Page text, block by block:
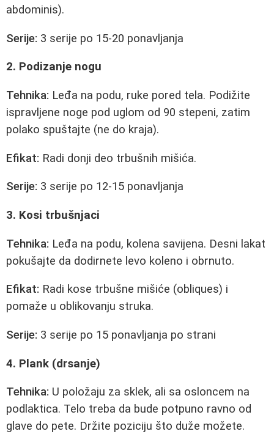
abdominis).
Serije: 3 serije po 15-20 ponavljanja
2. Podizanje nogu
Tehnika: Leđa na podu, ruke pored tela. Podižite
ispravljene noge pod uglom od 90 stepeni, zatim
polako spuštajte (ne do kraja).
Efikat: Radi donji deo trbušnih mišića.
Serije: 3 serije po 12-15 ponavljanja
3. Kosi trbušnjaci
Tehnika: Leđa na podu, kolena savijena. Desni lakat
pokušajte da dodirnete levo koleno i obrnuto.
Efikat: Radi kose trbušne mišiće (obliques) i
pomaže u oblikovanju struka.
Serije: 3 serije po 15 ponavljanja po strani
4. Plank (drsanje)
Tehnika: U položaju za sklek, ali sa osloncem na
podlaktica. Telo treba da bude potpuno ravno od
glave do pete. Držite poziciju što duže možete.